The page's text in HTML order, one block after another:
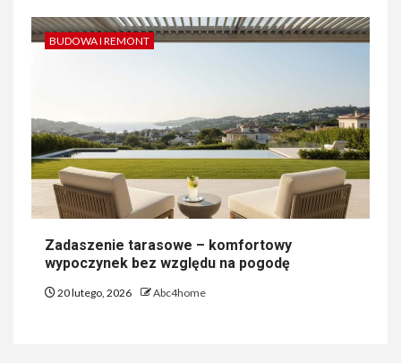
BUDOWA I REMONT
Zadaszenie tarasowe – komfortowy
wypoczynek bez względu na pogodę
20 lutego, 2026 Abc4home